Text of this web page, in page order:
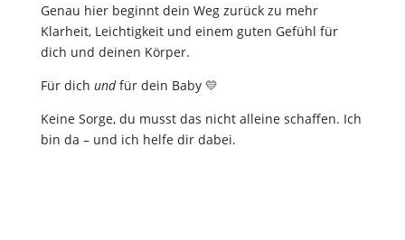
Genau hier beginnt dein Weg zurück zu mehr
Klarheit, Leichtigkeit und einem guten Gefühl für
dich und deinen Körper.
Für dich undfür dein Baby 💛
Keine Sorge, du musst das nicht alleine schaffen. Ich
bin da – und ich helfe dir dabei.